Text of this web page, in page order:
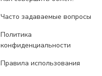
Часто задаваемые вопросы
Политика
конфиденциальности
Правила использования